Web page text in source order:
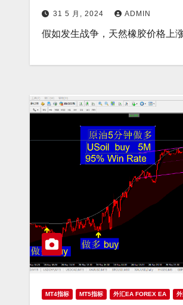
31 5 月, 2024 ADMIN
假如发生战争，天然橡胶价格上
MT4指标 MT5指标 外汇EA FOREX EA